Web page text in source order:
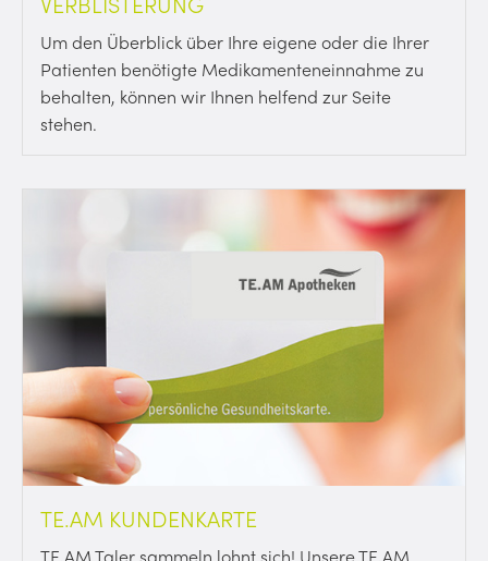
Um den Überblick über Ihre eigene oder die Ihrer
Patienten benötigte Medikamenteneinnahme zu
behalten, können wir Ihnen helfend zur Seite
stehen.
TE.AM KUNDENKARTE